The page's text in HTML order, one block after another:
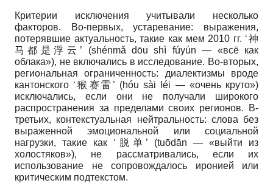
Критерии исключения учитывали несколько
факторов. Во-первых, устаревание: выражения,
потерявшие актуальность, такие как мем 2010 гг. ‘神
马都是浮云’ (shénmǎ dōu shì fúyún — «всё как
облака»), не включались в исследование. Во-вторых,
региональная ограниченность: диалектизмы вроде
кантонского ‘猴赛雷’ (hóu sài léi — «очень круто»)
исключались, если они не получали широкого
распространения за пределами своих регионов. В-
третьих, контекстуальная нейтральность: слова без
выраженной эмоциональной или социальной
нагрузки, такие как ‘脱单’ (tuōdān — «выйти из
холостяков»), не рассматривались, если их
использование не сопровождалось иронией или
критическим подтекстом.